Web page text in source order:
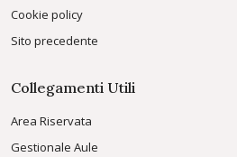
Cookie policy
Sito precedente
Collegamenti Utili
Area Riservata
Gestionale Aule